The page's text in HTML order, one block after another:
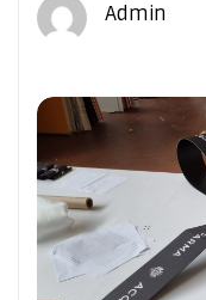
Admin